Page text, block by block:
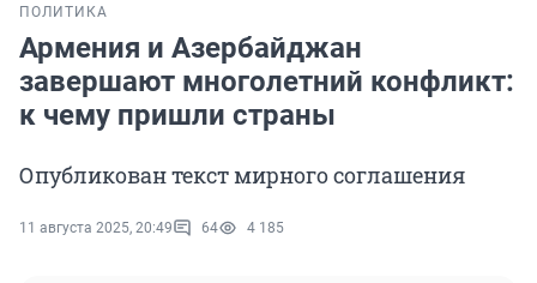
ПОЛИТИКА
Армения и Азербайджан
завершают многолетний конфликт:
к чему пришли страны
Опубликован текст мирного соглашения
11 августа 2025, 20:49 64 4 185